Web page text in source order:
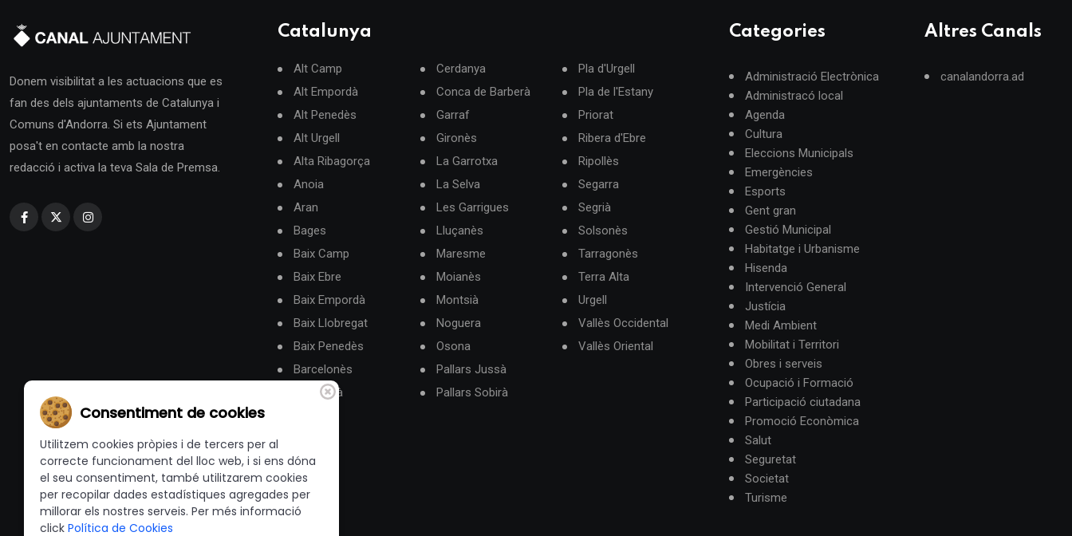
Donem visibilitat a les actuacions que es
fan des dels ajuntaments de Catalunya i
Comuns d'Andorra. Si ets Ajuntament
posa't en contacte amb la nostra
redacció i activa la teva Sala de Premsa.
Catalunya
Alt Camp
Alt Empordà
Alt Penedès
Alt Urgell
Alta Ribagorça
Anoia
Aran
Bages
Baix Camp
Baix Ebre
Baix Empordà
Baix Llobregat
Baix Penedès
Barcelonès
Berguedà
Cerdanya
Conca de Barberà
Garraf
Gironès
La Garrotxa
La Selva
Les Garrigues
Lluçanès
Maresme
Moianès
Montsià
Noguera
Osona
Pallars Jussà
Pallars Sobirà
Pla d'Urgell
Pla de l'Estany
Priorat
Ribera d'Ebre
Ripollès
Segarra
Segrià
Solsonès
Tarragonès
Terra Alta
Urgell
Vallès Occidental
Vallès Oriental
Categories
Administració Electrònica
Administracó local
Agenda
Cultura
Eleccions Municipals
Emergències
Esports
Gent gran
Gestió Municipal
Habitatge i Urbanisme
Hisenda
Intervenció General
Justícia
Medi Ambient
Mobilitat i Territori
Obres i serveis
Ocupació i Formació
Participació ciutadana
Promoció Econòmica
Salut
Seguretat
Societat
Turisme
Altres Canals
canalandorra.ad
Consentiment de cookies
Utilitzem cookies pròpies i de tercers per al
correcte funcionament del lloc web, i si ens dóna
el seu consentiment, també utilitzarem cookies
per recopilar dades estadístiques agregades per
millorar els nostres serveis. Per més informació
click Política de Cookies